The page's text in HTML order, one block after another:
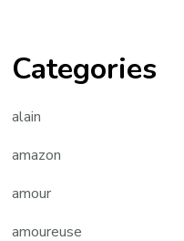
Categories
alain
amazon
amour
amoureuse